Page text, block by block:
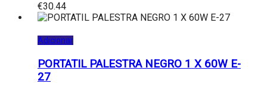
€30.44
Adicionar
PORTATIL PALESTRA NEGRO 1 X 60W E-
27